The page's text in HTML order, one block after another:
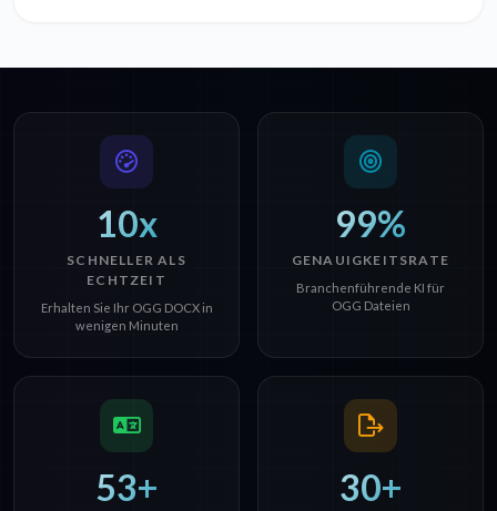
10x
SCHNELLER ALS
ECHTZEIT
Erhalten Sie Ihr OGG DOCX in
wenigen Minuten
99%
GENAUIGKEITSRATE
Branchenführende KI für
OGG Dateien
53+ 30+